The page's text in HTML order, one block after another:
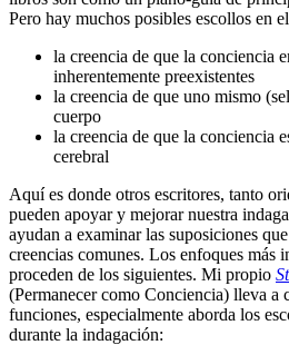
Pero hay muchos posibles escollos en
la creencia de que la conciencia
inherentemente preexistentes
la creencia de que uno mismo
cuerpo
la creencia de que la conciencia
cerebral
Aquí es donde otros escritores, tanto
pueden apoyar y mejorar nuestra
ayudan a examinar las suposiciones
creencias comunes. Los enfoques más
proceden de los siguientes. Mi propio
(Permanecer como Conciencia) lleva a
funciones, especialmente aborda los
durante la indagación: